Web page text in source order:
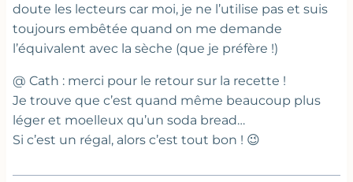
doute les lecteurs car moi, je ne l’utilise pas et suis
toujours embêtée quand on me demande
l’équivalent avec la sèche (que je préfère !)
@ Cath : merci pour le retour sur la recette !
Je trouve que c’est quand même beaucoup plus
léger et moelleux qu’un soda bread…
Si c’est un régal, alors c’est tout bon ! 😉